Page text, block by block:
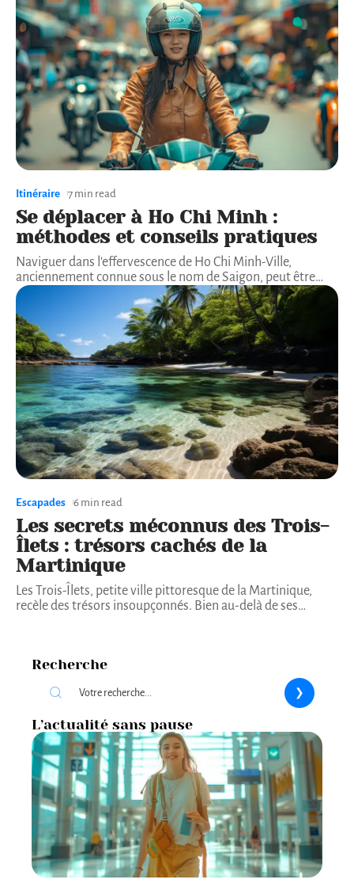
Itinéraire 7 min read
Se déplacer à Ho Chi Minh :
méthodes et conseils pratiques
Naviguer dans l'effervescence de Ho Chi Minh-Ville,
anciennement connue sous le nom de Saigon, peut être…
Escapades 6 min read
Les secrets méconnus des Trois-
Îlets : trésors cachés de la
Martinique
Les Trois-Îlets, petite ville pittoresque de la Martinique,
recèle des trésors insoupçonnés. Bien au-delà de ses…
Recherche
L’actualité sans pause